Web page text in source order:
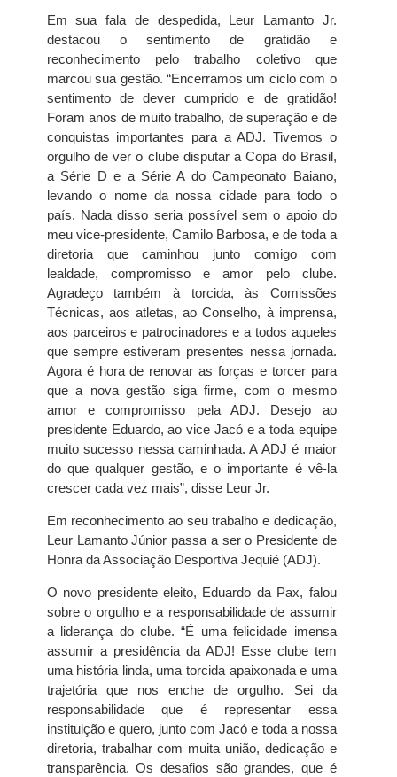
Em sua fala de despedida, Leur Lamanto Jr.
destacou o sentimento de gratidão e
reconhecimento pelo trabalho coletivo que
marcou sua gestão. “Encerramos um ciclo com o
sentimento de dever cumprido e de gratidão!
Foram anos de muito trabalho, de superação e de
conquistas importantes para a ADJ. Tivemos o
orgulho de ver o clube disputar a Copa do Brasil,
a Série D e a Série A do Campeonato Baiano,
levando o nome da nossa cidade para todo o
país. Nada disso seria possível sem o apoio do
meu vice-presidente, Camilo Barbosa, e de toda a
diretoria que caminhou junto comigo com
lealdade, compromisso e amor pelo clube.
Agradeço também à torcida, às Comissões
Técnicas, aos atletas, ao Conselho, à imprensa,
aos parceiros e patrocinadores e a todos aqueles
que sempre estiveram presentes nessa jornada.
Agora é hora de renovar as forças e torcer para
que a nova gestão siga firme, com o mesmo
amor e compromisso pela ADJ. Desejo ao
presidente Eduardo, ao vice Jacó e a toda equipe
muito sucesso nessa caminhada. A ADJ é maior
do que qualquer gestão, e o importante é vê-la
crescer cada vez mais”, disse Leur Jr.
Em reconhecimento ao seu trabalho e dedicação,
Leur Lamanto Júnior passa a ser o Presidente de
Honra da Associação Desportiva Jequié (ADJ).
O novo presidente eleito, Eduardo da Pax, falou
sobre o orgulho e a responsabilidade de assumir
a liderança do clube. “É uma felicidade imensa
assumir a presidência da ADJ! Esse clube tem
uma história linda, uma torcida apaixonada e uma
trajetória que nos enche de orgulho. Sei da
responsabilidade que é representar essa
instituição e quero, junto com Jacó e toda a nossa
diretoria, trabalhar com muita união, dedicação e
transparência. Os desafios são grandes, que é